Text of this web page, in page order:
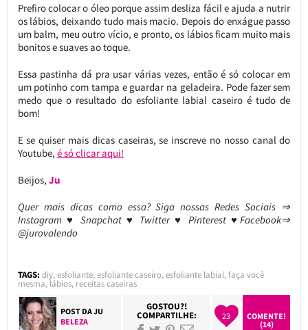
Prefiro colocar o óleo porque assim desliza fácil e ajuda a nutrir
os lábios, deixando tudo mais macio. Depois do enxágue passo
um balm, meu outro vício, e pronto, os lábios ficam muito mais
bonitos e suaves ao toque.
Essa pastinha dá pra usar várias vezes, então é só colocar em
um potinho com tampa e guardar na geladeira. Pode fazer sem
medo que o resultado do esfoliante labial caseiro é tudo de
bom!
E se quiser mais dicas caseiras, se inscreve no nosso canal do
Youtube, é só clicar aqui!
Beijos, Ju
Quer mais dicas como essa? Siga nossas Redes Sociais ⇒
Instagram ♥ Snapchat ♥ Twitter ♥ Pinterest ♥Facebook⇒
@jurovalendo
TAGS: diy,esfoliante,esfoliante caseiro,esfoliante labial,faça você
mesma,lábios, receitas caseiras
POST DAJU
BELEZA
GOSTOU?!
COMPARTILHE: 23
COMENTE!
(14)